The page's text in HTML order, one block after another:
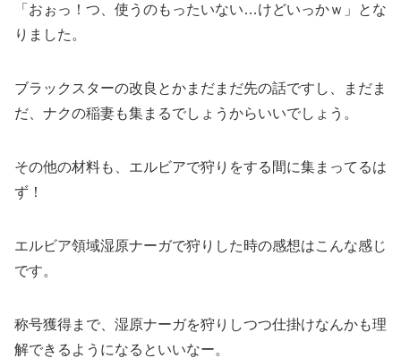
「おぉっ！つ、使うのもったいない…けどいっかｗ」とな
りました。
ブラックスターの改良とかまだまだ先の話ですし、まだま
だ、ナクの稲妻も集まるでしょうからいいでしょう。
その他の材料も、エルビアで狩りをする間に集まってるは
ず！
エルビア領域湿原ナーガで狩りした時の感想はこんな感じ
です。
称号獲得まで、湿原ナーガを狩りしつつ仕掛けなんかも理
解できるようになるといいなー。